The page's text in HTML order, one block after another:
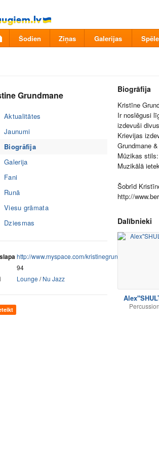
Šodien Ziņas Galerijas
Grundmane
Aktualitātes
Jaunumi
Biogrāfija
Galerija
Fani
Runā
Viesu grāmata
Dziesmas
http://www.myspace.com/kristinegrundmane…
94
Lounge /Nu Jazz
Biogrāfija
Kristīne
Ir noslēgusi
izdevuši
Krievijas
Grundmane
Mūzikas
Muzikālā
Šobrīd
http://
Dalībnieki